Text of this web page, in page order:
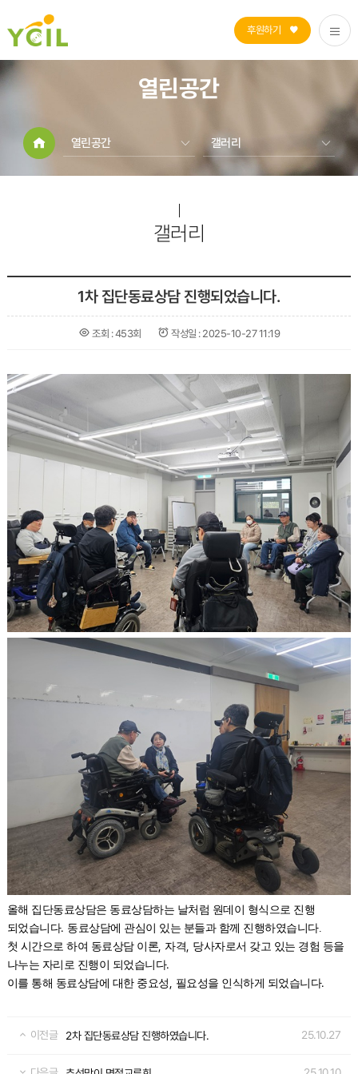
후원하기
열린공간
열린공간 갤러리
갤러리
1차 집단동료상담 진행되었습니다.
조회 :453회 작성일 : 2025-10-27 11:19
올해 집단동료상담은 동료상담하는 날처럼 원데이 형식으로 진행
되었습니다. 동료상담에 관심이 있는 분들과 함께 진행하였습니다.
첫 시간으로 하여 동료상담 이론 자격
당사자로서 갖고 있는 경험 등을
나누는 자리로 진행이 되었습니다.
이를 통해 동료상담에 대한 중요성 필요성을 인식하게 되었습니다.
이전글 2차 집단동료상담 진행하였습니다. 25.10.27